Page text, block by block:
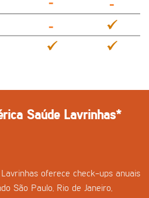
Saúde Lavrinhas*
oferece check-ups anuais
São Paulo, Rio de Janeiro,